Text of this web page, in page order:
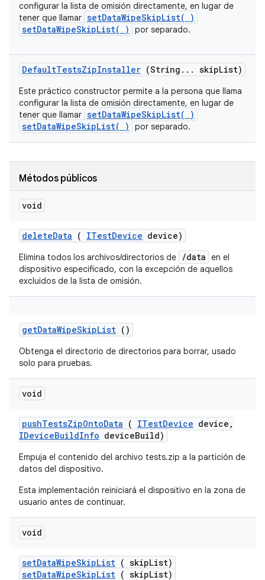
configurar la lista de omisión directamente, en lugar de
tener que llamar setDataWipeSkipList( )
setDataWipeSkipList( )
por separado.
DefaultTestsZipInstaller (String . . . skipList)
Este práctico constructor permite a la persona que llama
configurar la lista de omisión directamente, en lugar de
tener que llamar setDataWipeSkipList( )
setDataWipeSkipList( )
por separado.
Métodos públicos
void
deleteData ( ITestDevice device)
Elimina todos los archivos/directorios de /data en el
dispositivo especificado, con la excepción de aquellos
excluidos de la lista de omisión.
getDataWipeSkipList ()
Obtenga el directorio de directorios para borrar, usado
solo para pruebas.
void
pushTestsZipOntoData ( ITestDevice device ,
IDeviceBuildInfo deviceBuild)
Empuja el contenido del archivo tests.zip a la partición de
datos del dispositivo.
Esta implementación reiniciará el dispositivo en la zona de
usuario antes de continuar.
void
setDataWipeSkipList ( skipList)
setDataWipeSkipList ( skipList)